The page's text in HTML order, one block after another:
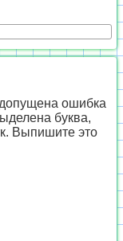
ошибка
буква,
Выпишите это